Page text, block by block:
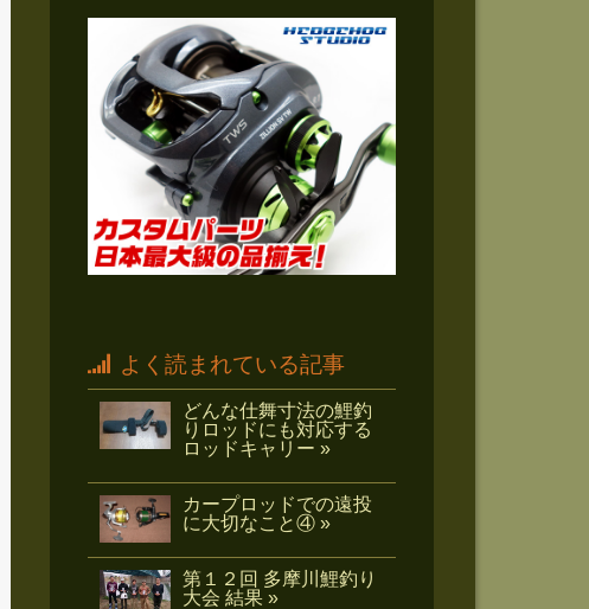
よく読まれている記事
どんな仕舞寸法の鯉釣
りロッドにも対応する
ロッドキャリー »
カープロッドでの遠投
に大切なこと④ »
第１２回 多摩川鯉釣り
大会 結果 »